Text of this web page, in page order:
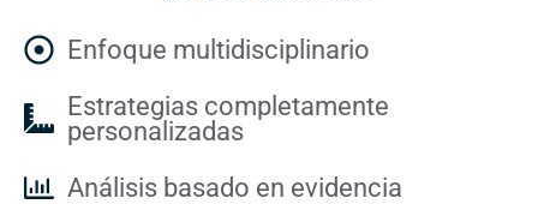
Enfoque multidisciplinario
Estrategias completamente
personalizadas
Análisis basado en evidencia